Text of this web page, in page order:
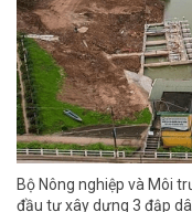
Bộ Nông nghiệp và Môi
đầu tư xây dựng 3 đập